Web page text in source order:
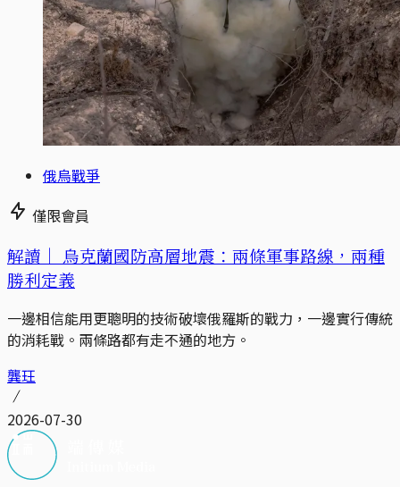
俄烏戰爭
僅限會員
解讀｜ 烏克蘭國防高層地震：兩條軍事路線，兩種
勝利定義
一邊相信能用更聰明的技術破壞俄羅斯的戰力，一邊實行傳統
的消耗戰。兩條路都有走不通的地方。
龔玨
2026-07-30